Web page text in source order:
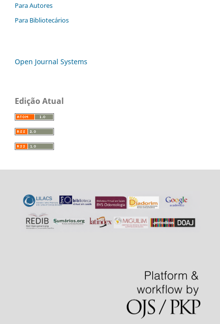
Para Autores
Para Bibliotecários
Open Journal Systems
Edição Atual